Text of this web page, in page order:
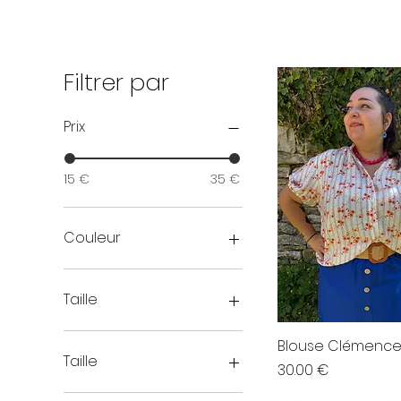
Filtrer par
Prix
15 € 35 €
Couleur
Taille
Taille
46
Blouse Clémence
Prix
30.00 €